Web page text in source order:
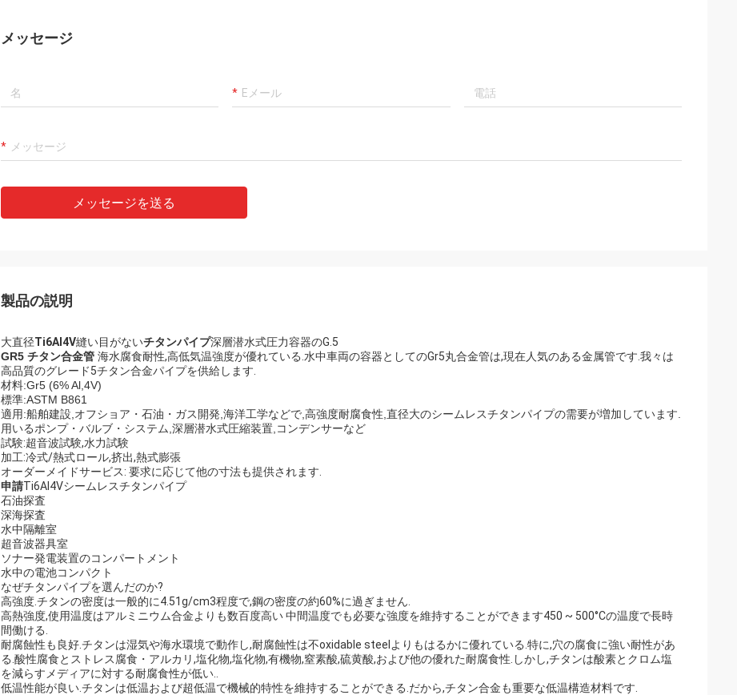
メッセージ
メッセージを送る
製品の説明
大直径Ti6Al4V縫い目がないチタンパイプ深層潜水式圧力容器のG.5
GR5 チタン合金管 海水腐食耐性,高低気温強度が優れている.水中車両の容器としてのGr5丸合金管は,現在人気のある金属管です.我々は
高品質のグレード5チタン合金パイプを供給します.
材料:Gr5 (6% Al,4V)
標準:ASTM B861
適用:船舶建設,オフショア・石油・ガス開発,海洋工学などで,高強度耐腐食性,直径大のシームレスチタンパイプの需要が増加しています.
用いるポンプ・バルブ・システム,深層潜水式圧縮装置,コンデンサーなど
試験:超音波試験,水力試験
加工:冷式/熱式ロール,挤出,熱式膨張
オーダーメイドサービス: 要求に応じて他の寸法も提供されます.
申請Ti6Al4Vシームレスチタンパイプ
石油探査
深海探査
水中隔離室
超音波器具室
ソナー発電装置のコンパートメント
水中の電池コンパクト
なぜチタンパイプを選んだのか?
高強度.チタンの密度は一般的に4.51g/cm3程度で,鋼の密度の約60%に過ぎません.
高熱強度,使用温度はアルミニウム合金よりも数百度高い 中間温度でも必要な強度を維持することができます450 ~ 500°Cの温度で長時
間働ける.
耐腐蝕性も良好.チタンは湿気や海水環境で動作し,耐腐蝕性は不oxidable steelよりもはるかに優れている.特に,穴の腐食に強い耐性があ
る.酸性腐食とストレス腐食・アルカリ,塩化物,塩化物,有機物,窒素酸,硫黄酸,および他の優れた耐腐食性.しかし,チタンは酸素とクロム塩
を減らすメディアに対する耐腐食性が低い..
低温性能が良い.チタンは低温および超低温で機械的特性を維持することができる.だから,チタン合金も重要な低温構造材料です.